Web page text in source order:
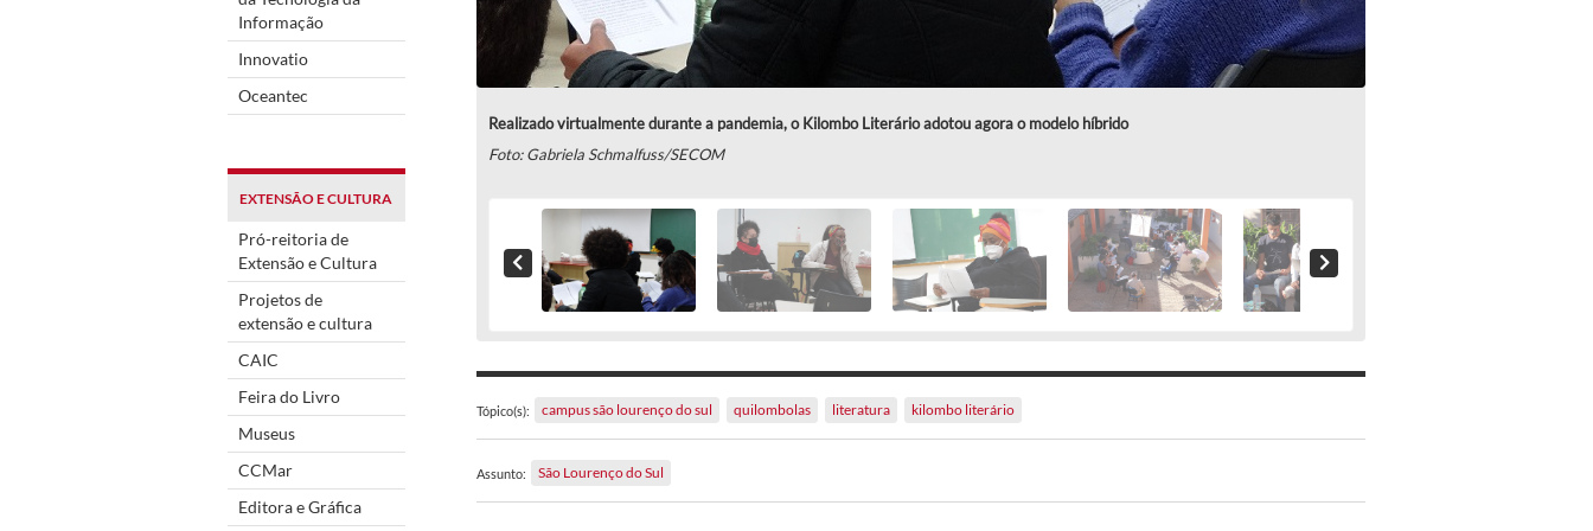
Informação
Innovatio
Oceantec
EXTENSÃO E CULTURA
Pró-reitoria de
Extensão e Cultura
Projetos de
extensão e cultura
CAIC
Feira do Livro
Museus
CCMar
Editora e Gráfica
Realizado virtualmente durante a pandemia, o Kilombo Literário adotou agora o modelo híbrido
Foto: Gabriela Schmalfuss/SECOM
Tópico(s): campus são lourenço do sul quilombolas literatura kilombo literário
Assunto: São Lourenço do Sul